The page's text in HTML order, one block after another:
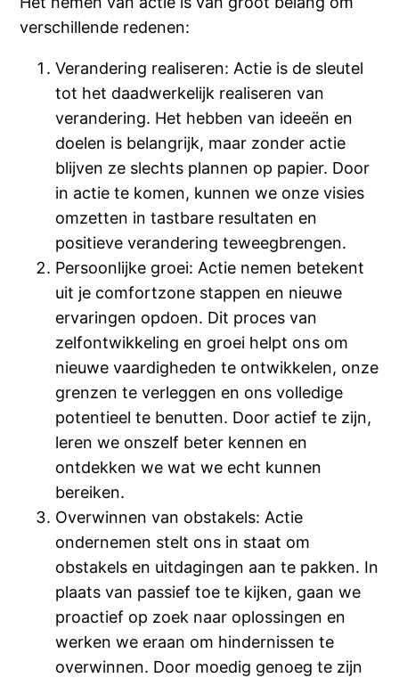
verschillende redenen:
Verandering realiseren: Actie is de sleutel
tot het daadwerkelijk realiseren van
verandering. Het hebben van ideeën en
doelen is belangrijk, maar zonder actie
blijven ze slechts plannen op papier. Door
in actie te komen, kunnen we onze visies
omzetten in tastbare resultaten en
positieve verandering teweegbrengen.
Persoonlijke groei: Actie nemen betekent
uit je comfortzone stappen en nieuwe
ervaringen opdoen. Dit proces van
zelfontwikkeling en groei helpt ons om
nieuwe vaardigheden te ontwikkelen, onze
grenzen te verleggen en ons volledige
potentieel te benutten. Door actief te zijn,
leren we onszelf beter kennen en
ontdekken we wat we echt kunnen
bereiken.
Overwinnen van obstakels: Actie
ondernemen stelt ons in staat om
obstakels en uitdagingen aan te pakken. In
plaats van passief toe te kijken, gaan we
proactief op zoek naar oplossingen en
werken we eraan om hindernissen te
overwinnen. Door moedig genoeg te zijn